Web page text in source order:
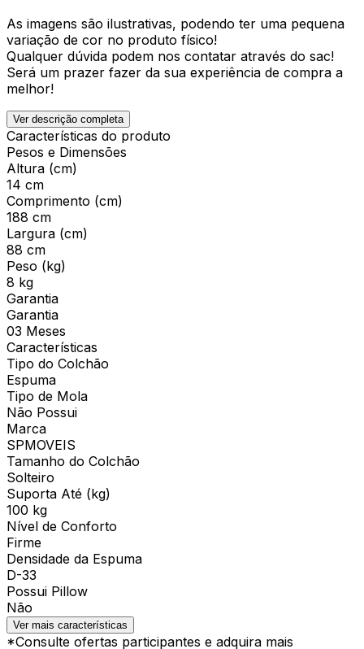
As imagens são ilustrativas, podendo ter uma pequena
variação de cor no produto físico!
Qualquer dúvida podem nos contatar através do sac!
Será um prazer fazer da sua experiência de compra a
melhor!
Ver descrição completa
Características do produto
Pesos e Dimensões
Altura (cm)
14 cm
Comprimento (cm)
188 cm
Largura (cm)
88 cm
Peso (kg)
8 kg
Garantia
Garantia
03 Meses
Características
Tipo do Colchão
Espuma
Tipo de Mola
Não Possui
Marca
SPMOVEIS
Tamanho do Colchão
Solteiro
Suporta Até (kg)
100 kg
Nível de Conforto
Firme
Densidade da Espuma
D-33
Possui Pillow
Não
Ver mais características
*Consulte ofertas participantes e adquira mais